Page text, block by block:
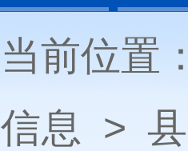
当前位置
信息 >